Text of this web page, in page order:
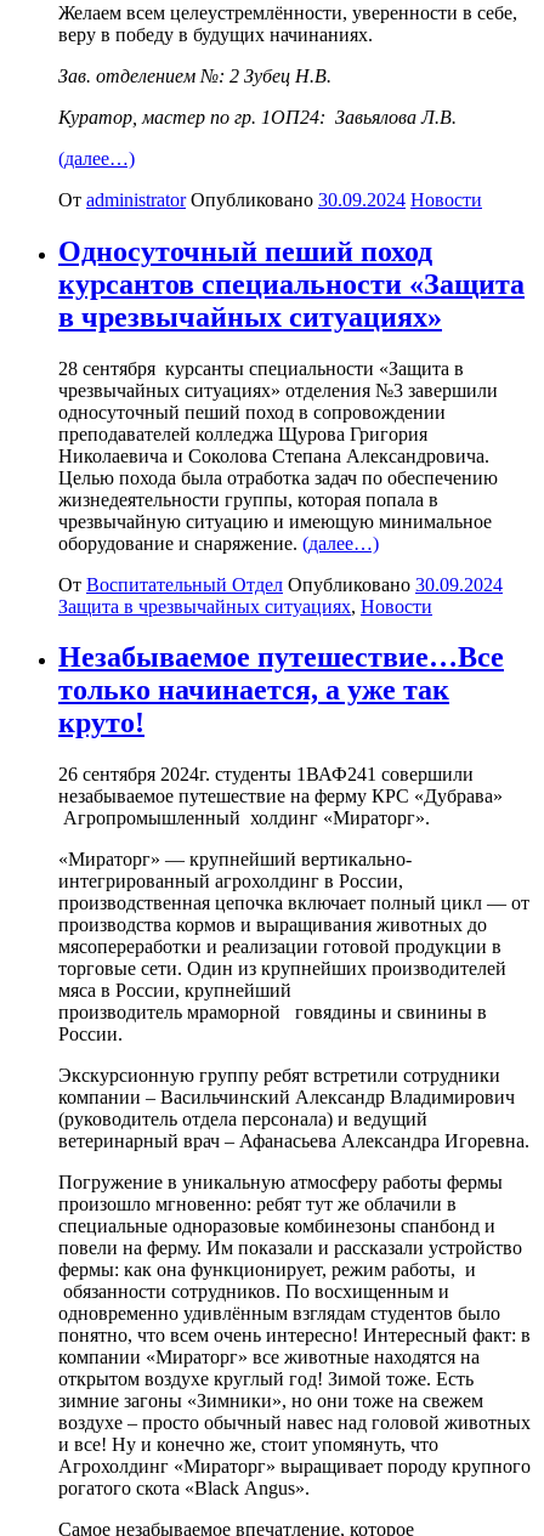
Желаем всем целеустремлённости, уверенности в себе,
веру в победу в будущих начинаниях.
Зав. отделением №: 2 Зубец Н.В.
Куратор, мастер по гр. 1ОП24: Завьялова Л.В.
(далее…)
От administrator Опубликовано 30.09.2024 Новости
Односуточный пеший поход
курсантов специальности «Защита
в чрезвычайных ситуациях»
28 сентября курсанты специальности «Защита в
чрезвычайных ситуациях» отделения №3 завершили
односуточный пеший поход в сопровождении
преподавателей колледжа Щурова Григория
Николаевича и Соколова Степана Александровича.
Целью похода была отработка задач по обеспечению
жизнедеятельности группы, которая попала в
чрезвычайную ситуацию и имеющую минимальное
оборудование и снаряжение. (далее…)
От Воспитательный Отдел Опубликовано 30.09.2024
Защита в чрезвычайных ситуациях, Новости
Незабываемое путешествие…Все
только начинается, а уже так
круто!
26 сентября 2024г. студенты 1ВАФ241 совершили
незабываемое путешествие на ферму КРС «Дубрава»
Агропромышленный холдинг «Мираторг».
«Мираторг» — крупнейший вертикально-
интегрированный агрохолдинг в России,
производственная цепочка включает полный цикл — от
производства кормов и выращивания животных до
мясопереработки и реализации готовой продукции в
торговые сети. Один из крупнейших производителей
мяса в России, крупнейший
производитель мраморной говядины и свинины в
России.
Экскурсионную группу ребят встретили сотрудники
компании – Васильчинский Александр Владимирович
(руководитель отдела персонала) и ведущий
ветеринарный врач – Афанасьева Александра Игоревна.
Погружение в уникальную атмосферу работы фермы
произошло мгновенно: ребят тут же облачили в
специальные одноразовые комбинезоны спанбонд и
повели на ферму. Им показали и рассказали устройство
фермы: как она функционирует, режим работы, и
обязанности сотрудников. По восхищенным и
одновременно удивлённым взглядам студентов было
понятно, что всем очень интересно! Интересный факт: в
компании «Мираторг» все животные находятся на
открытом воздухе круглый год! Зимой тоже. Есть
зимние загоны «Зимники», но они тоже на свежем
воздухе – просто обычный навес над головой животных
и все! Ну и конечно же, стоит упомянуть, что
Агрохолдинг «Мираторг» выращивает породу крупного
рогатого скота «Black Angus».
Самое незабываемое впечатление, которое